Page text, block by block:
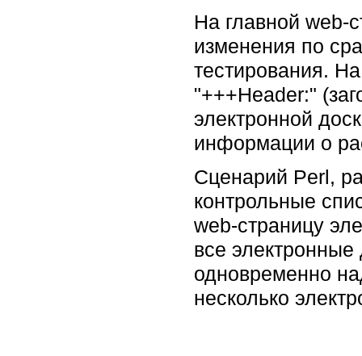
На главной web-
изменения по
тестирования.
"+++Header:"
электронной
информации о
Сценарий Perl,
контрольные
web-страницу
все
одновременно
несколько